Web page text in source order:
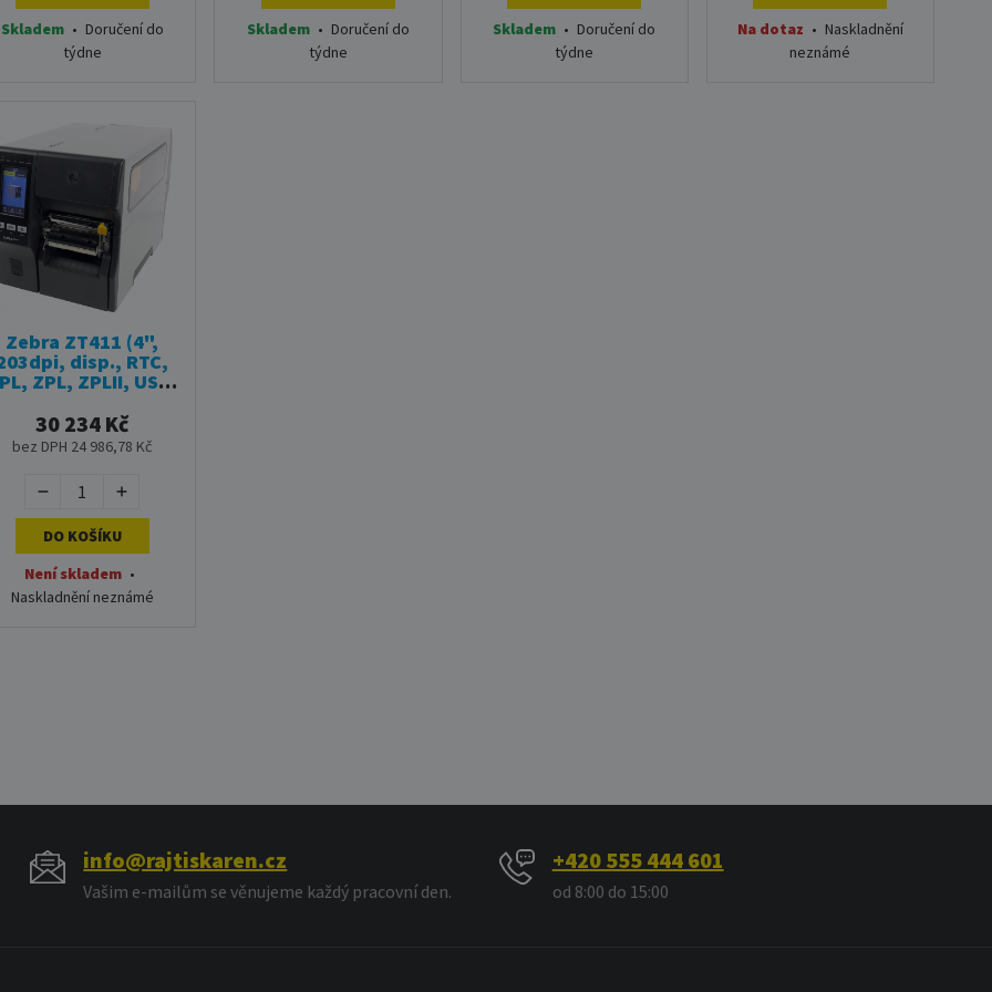
Skladem • Doručení do
týdne
Skladem • Doručení do
týdne
Skladem • Doručení do
týdne
Na dotaz • Naskladnění
neznámé
Zebra ZT411 (4",
disp., RTC,
ZPL, ZPLII, USB,
30 234 Kč
bez DPH 24 986,78 Kč
DO KOŠÍKU
Není skladem •
Naskladnění neznámé
info@rajtiskaren.cz
Vašim e-mailům se věnujeme každý pracovní den.
+420 555 444 601
od 8:00 do 15:00